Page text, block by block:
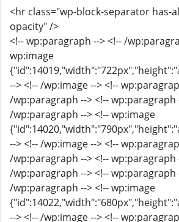
<hr class="wp-block-separator has-
opacity" />
<!-- wp:paragraph --> <!-- /
wp:image
--> <!-- /wp:image --> <!--
/wp:paragraph --> <!-- wp:paragraph
/wp:paragraph --> <!-- wp:image
--> <!-- /wp:image --> <!--
/wp:paragraph --> <!-- wp:paragraph
/wp:paragraph --> <!-- wp:paragraph
/wp:paragraph --> <!-- wp:image
--> <!-- /wp:image --> <!--